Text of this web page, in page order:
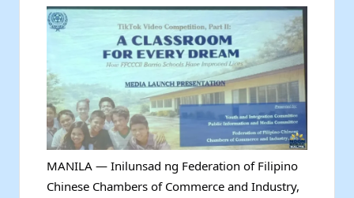
e
b
o
o
k
s
e
n
g
er
e
dI
n
ai nt
MANILA — Inilunsad ng Federation of Filipino
Chinese Chambers of Commerce and Industry,